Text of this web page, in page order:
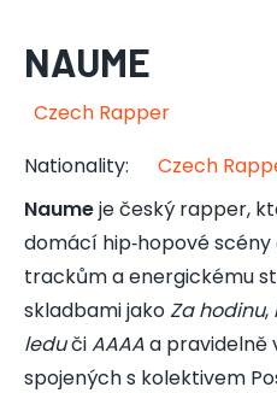
NAUME
Czech Rapper
Nationality:
Czech
Naumeje český rapper,
domácí hip‑hopové
trackům a energickému
skladbami jakoZa hodinu,
ledučiAAAAa pravidelně
spojených s kolektivem